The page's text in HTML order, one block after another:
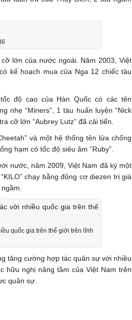
lớn của nước ngoài. Năm 2003, Việt
kế hoạch mua của Nga 12 chiếc tàu
độ cao của Hàn Quốc có các tên
nhẹ “Miners”, 1 tàu huấn luyện “Nick
cỡ lớn “Aubrey Lutz” đã cải tiến.
và một hệ thống tên lửa chống
hạm có tốc độ siêu âm “Ruby”.
nước, năm 2009, Việt Nam đã ký một
chạy bằng động cơ diezen trị giá
quốc gia trên thế giới trên lĩnh
tăng cường hợp tác quân sự với nhiều
hữu nghị nâng tầm của Việt Nam trên
quân sự.